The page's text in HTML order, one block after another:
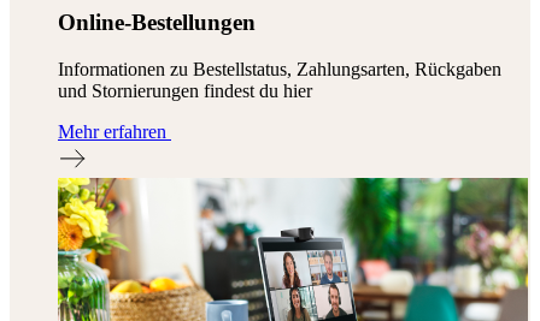
Online-Bestellungen
Informationen zu Bestellstatus, Zahlungsarten, Rückgaben
und Stornierungen findest du hier
Mehr erfahren